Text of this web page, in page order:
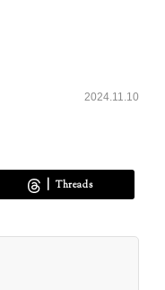
2024.11.10
Threads